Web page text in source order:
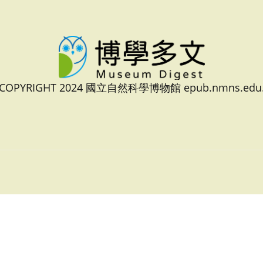
2024 國立自然科學博物館